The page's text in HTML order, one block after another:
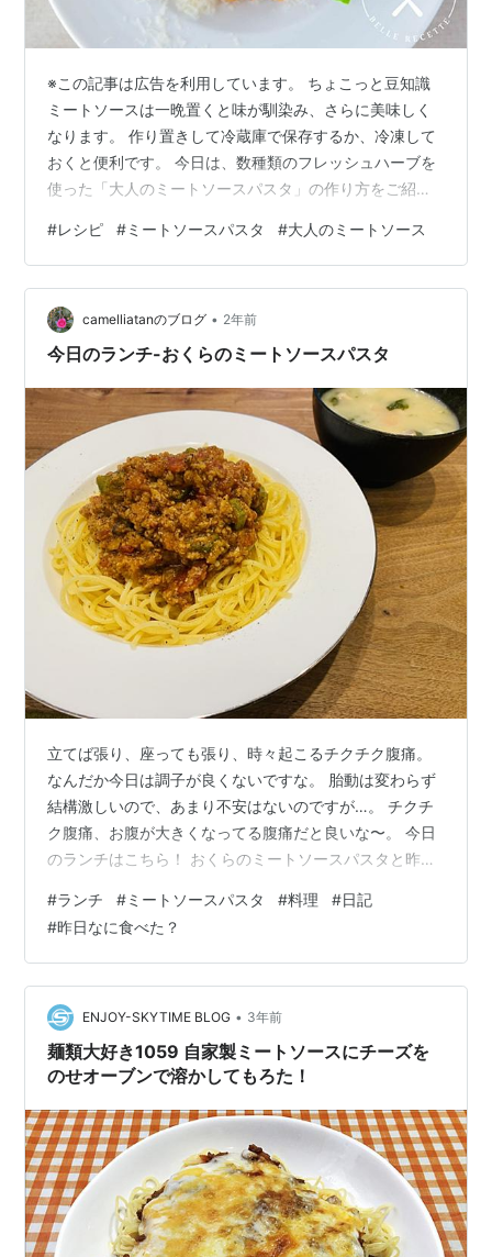
※この記事は広告を利用しています。 ちょこっと豆知識
ミートソースは一晩置くと味が馴染み、さらに美味しく
なります。 作り置きして冷蔵庫で保存するか、冷凍して
おくと便利です。 今日は、数種類のフレッシュハーブを
使った「大人のミートソースパスタ」の作り方をご紹介
タリアンパセリ・バジルです。 ローリエ以外フレッシュ
のものを使用しています♪ バジルはお好みですが、他の3
種は是非使ってくださいね！ ソースにソフリットを使っ
ているので、旨味もたっぷり♪ ソフリットはあると便利な
ので、たくさん作って冷凍保存しておくと便利です。 大
#レシピ #ミートソースパスタ #大人のミートソース
camelliatanのブログ • 2年前
今日のランチ-おくらのミートソースパスタ
立てば張り、座っても張り、時々起こるチクチク腹痛。
なんだか今日は調子が良くないですな。 胎動は変わらず
結構激しいので、あまり不安はないのですが…。 チクチ
ク腹痛、お腹が大きくなってる腹痛だと良いな〜。 今日
のランチはこちら！ おくらのミートソースパスタと昨日
たけ、エリンギ、おくらのミートソースです。 めんどく
さくてみじん切りをフードプロセッサーでしたら ほんと
微塵になりました笑 ブラウン ハウスホールド(Braun
Household) マルチクイック 5 ハンドブレンダー 1台4役
[つぶす・混ぜる・きざむ・泡立てる] 離乳食対応 MQ5…
#ランチ #ミートソースパスタ #料理 #日記
#昨日なに食べた？
ENJOY-SKYTIME BLOG • 3年前
麺類大好き1059 自家製ミートソースにチーズを
のせオーブンで溶かしてもろた！